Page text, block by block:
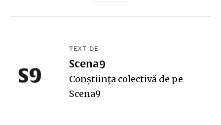
TEXT DE
Scena9
Conștiința colectivă de pe
Scena9